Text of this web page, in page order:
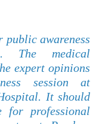
awareness
The medical
expert opinions
session at
It should
for professional